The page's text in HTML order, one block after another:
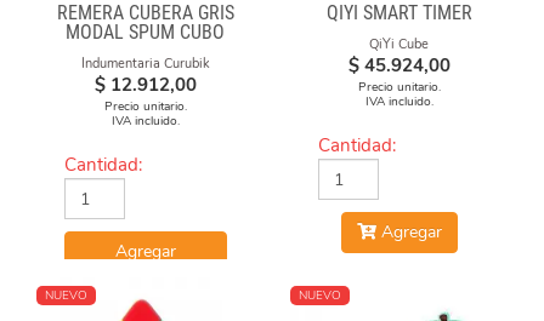
REMERA CUBERA GRIS
MODAL SPUM CUBO
Indumentaria Curubik
$ 12.912,00
Precio unitario.
IVA incluido.
Cantidad:
Agregar
QIYI SMART TIMER
QiYi Cube
$ 45.924,00
Precio unitario.
IVA incluido.
Cantidad:
Agregar
NUEVO NUEVO